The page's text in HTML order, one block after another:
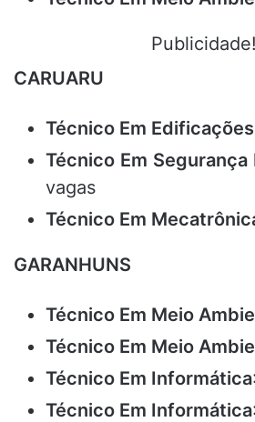
Publicidade!
CARUARU
Técnico Em Edificações
Técnico Em Segurança
vagas
Técnico Em
GARANHUNS
Técnico Em Meio
Técnico Em Meio
Técnico Em Informática
Técnico Em Informática